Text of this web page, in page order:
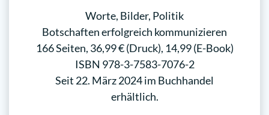
Worte, Bilder, Politik
Botschaften erfolgreich kommunizieren
166 Seiten, 36,99 € (Druck), 14,99 (E-Book)
ISBN 978-3-7583-7076-2
Seit 22. März 2024 im Buchhandel
erhältlich.